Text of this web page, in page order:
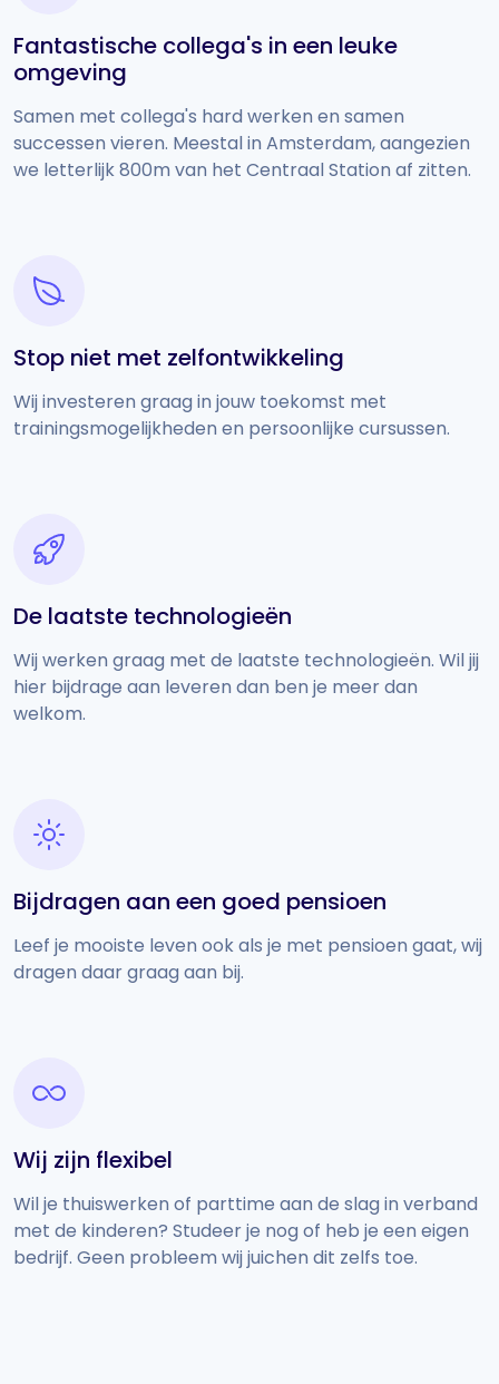
Fantastische collega's in een leuke
omgeving
Samen met collega's hard werken en samen
successen vieren. Meestal in Amsterdam, aangezien
we letterlijk 800m van het Centraal Station af zitten.
Stop niet met zelfontwikkeling
Wij investeren graag in jouw toekomst met
trainingsmogelijkheden en persoonlijke cursussen.
De laatste technologieën
Wij werken graag met de laatste technologieën. Wil jij
hier bijdrage aan leveren dan ben je meer dan
welkom.
Bijdragen aan een goed pensioen
Leef je mooiste leven ook als je met pensioen gaat, wij
dragen daar graag aan bij.
Wij zijn flexibel
Wil je thuiswerken of parttime aan de slag in verband
met de kinderen? Studeer je nog of heb je een eigen
bedrijf. Geen probleem wij juichen dit zelfs toe.